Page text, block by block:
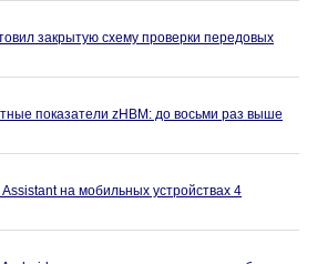
закрытую схему проверки передовых
показатели zHBM: до восьми раз выше
на мобильных устройствах 4